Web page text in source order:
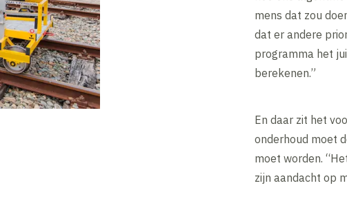
mens dat zou
dat er andere
programma het
berekenen.”
En daar zit het
onderhoud moet
moet worden.
zijn aandacht op